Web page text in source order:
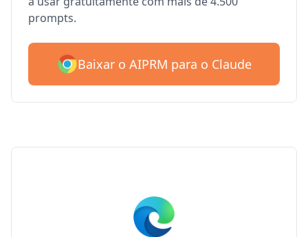
prompts.
Baixar o AIPRM para o Claude